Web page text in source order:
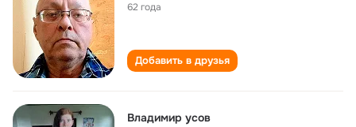
62 года
Добавить в друзья
Владимир усов